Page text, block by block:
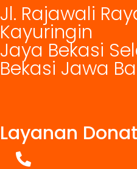
Jl. Rajawali
Kayuringin
Jaya Bekasi
Bekasi Jawa
Layanan